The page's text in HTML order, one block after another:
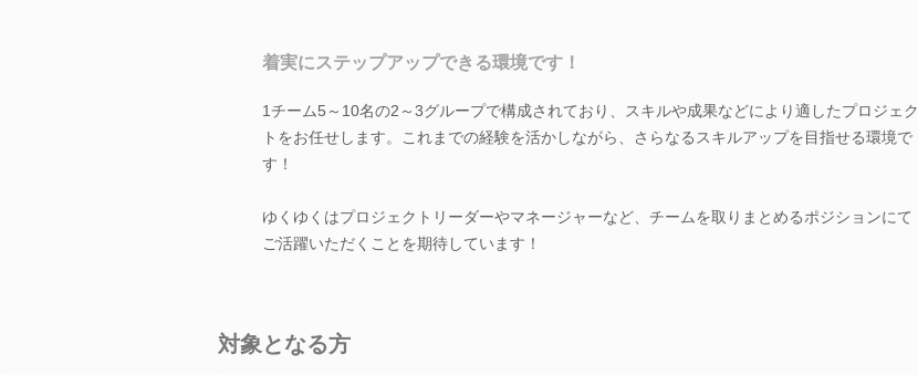
着実にステップアップできる環境です！
1チーム5～10名の2～3グループで構成されており、スキルや成果などにより適したプロジェク
トをお任せします。これまでの経験を活かしながら、さらなるスキルアップを目指せる環境で
す！
ゆくゆくはプロジェクトリーダーやマネージャーなど、チームを取りまとめるポジションにて
ご活躍いただくことを期待しています！
対象となる方